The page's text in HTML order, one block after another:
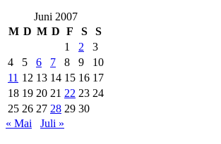
Juni 2007
M D M D F S
S
1
2
3
4
5 6 7 8 9
10
11 12 13 14 15 16 17
18 19 20 21 22 23 24
25 26 27 28 29 30
« Mai
Juli »